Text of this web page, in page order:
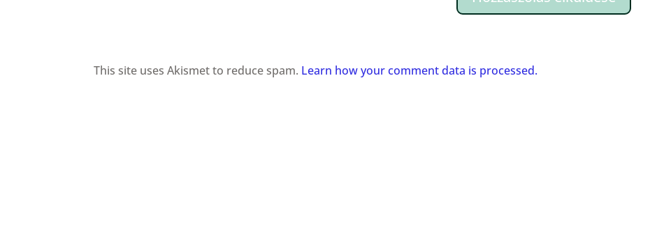
This site uses Akismet to reduce spam. Learn how your comment data is processed.